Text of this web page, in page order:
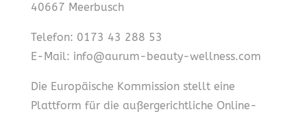
40667 Meerbusch
Telefon: 0173 43 288 53
E-Mail: info@aurum-beauty-wellness.com
Die Europäische Kommission stellt eine
Plattform für die außergerichtliche Online-